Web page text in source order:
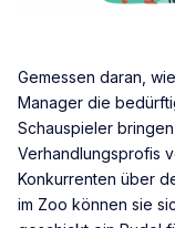
Gemessen daran,
Manager die
Schauspieler
Verhandlungsprofis
Konkurrenten über
im Zoo können sie